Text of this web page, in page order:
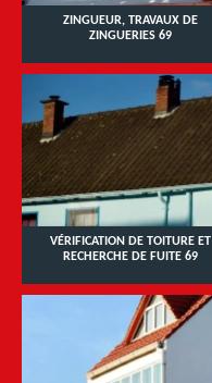
ZINGUEUR, TRAVAUX DE
ZINGUERIES 69
VÉRIFICATION DE TOITURE ET
RECHERCHE DE FUITE 69